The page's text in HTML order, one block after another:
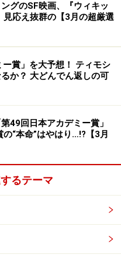
者の“説得”のために邦
うことも、想像に難く
異なる”邦題を歓迎する
人物たちを描いたノン
ちの功績を軽んじてい
。映画を世に届ける仕
な判断をしてしまうの
せん。
が噴出してしまう、“不
はありません
。以下か
グのSF映画、『ウィキッ
見応え抜群の【3月の超厳選
ー賞」を大予想！ ティモシ
か？ 大どんでん返しの可
49回日本アカデミー賞」
“本命”はやはり…!?【3月
るテーマ